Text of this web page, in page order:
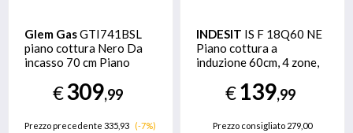
Glem GasGTI741BSL
piano cottura Nero Da
incasso 70 cm Piano
Fornello(i)
€309,99
Prezzo precedente 335,93
(-7%)
INDESIT IS F 18Q60 NE
Piano cottura a
induzione 60cm, 4 zone,
€139,99
Prezzo consigliato 279,00